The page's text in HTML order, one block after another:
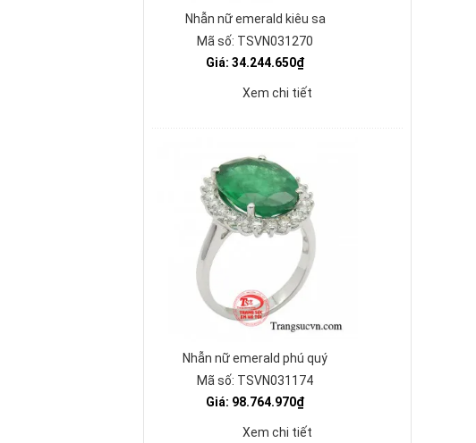
Nhẫn nữ emerald kiêu sa
Mã số: TSVN031270
Giá: 34.244.650₫
Xem chi tiết
Nhẫn nữ emerald phú quý
Mã số: TSVN031174
Giá: 98.764.970₫
Xem chi tiết